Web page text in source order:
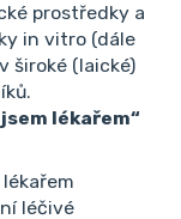
DrSc.
prostředky a
in vitro (dále
široké (laické)
lékařem“
léčivé